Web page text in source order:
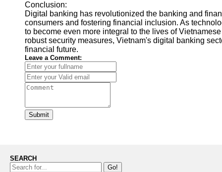
Conclusion:
Digital banking has revolutionized the banking and
consumers and fostering financial inclusion. As
to become even more integral to the lives of
robust security measures, Vietnam's digital banking
financial future.
Leave a Comment:
Submit
SEARCH
Go!